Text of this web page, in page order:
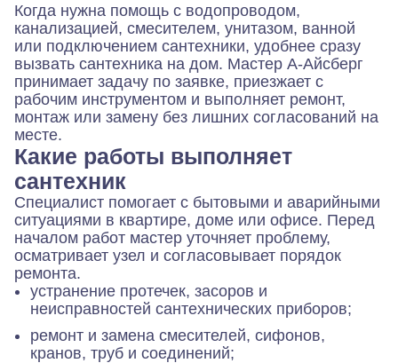
Когда нужна помощь с водопроводом,
канализацией, смесителем, унитазом, ванной
или подключением сантехники, удобнее сразу
вызвать сантехника на дом. Мастер А-Айсберг
принимает задачу по заявке, приезжает с
рабочим инструментом и выполняет ремонт,
монтаж или замену без лишних согласований на
месте.
Какие работы выполняет
сантехник
Специалист помогает с бытовыми и аварийными
ситуациями в квартире, доме или офисе. Перед
началом работ мастер уточняет проблему,
осматривает узел и согласовывает порядок
ремонта.
устранение протечек, засоров и
неисправностей сантехнических приборов;
ремонт и замена смесителей, сифонов,
кранов, труб и соединений;